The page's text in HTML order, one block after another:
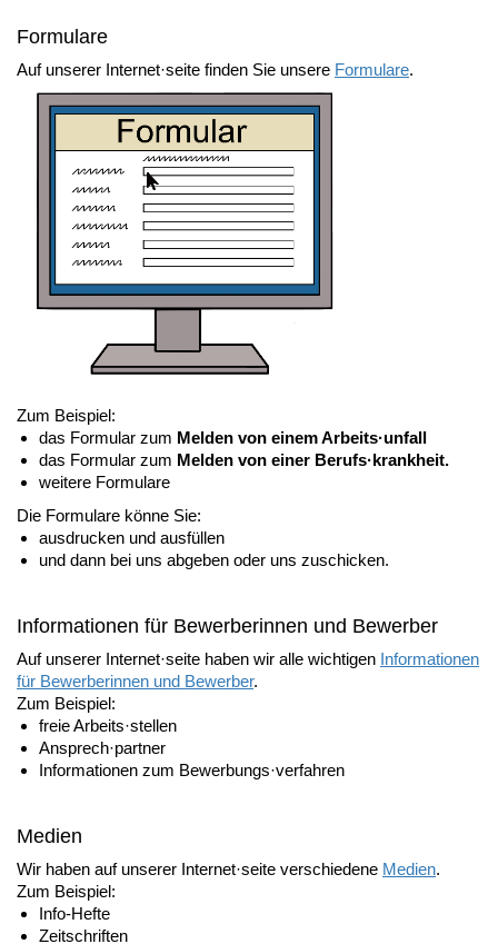
Formulare
Auf unserer Internet·seite finden Sie unsere Formulare.
Zum Beispiel:
das Formular zum Melden von einem Arbeits·unfall
das Formular zum Melden von einer Berufs·krankheit.
weitere Formulare
Die Formulare könne Sie:
ausdrucken und ausfüllen
und dann bei uns abgeben oder uns zuschicken.
Informationen für Bewerberinnen und Bewerber
Auf unserer Internet·seite haben wir alle wichtigen Informationen
für Bewerberinnen und Bewerber.
Zum Beispiel:
freie Arbeits·stellen
Ansprech·partner
Informationen zum Bewerbungs·verfahren
Medien
Wir haben auf unserer Internet·seite verschiedene Medien.
Zum Beispiel:
Info-Hefte
Zeitschriften